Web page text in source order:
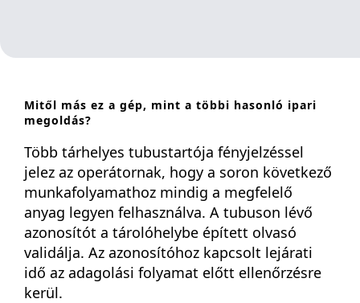
Mitől más ez a gép, mint a többi hasonló ipari
megoldás?
Több tárhelyes tubustartója fényjelzéssel
jelez az operátornak, hogy a soron következő
munkafolyamathoz mindig a megfelelő
anyag legyen felhasználva. A tubuson lévő
azonosítót a tárolóhelybe épített olvasó
validálja. Az azonosítóhoz kapcsolt lejárati
idő az adagolási folyamat előtt ellenőrzésre
kerül.